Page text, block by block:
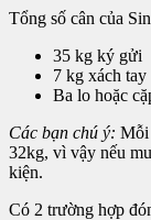
Tổng số cân của
35 kg ký gửi
7 kg xách tay
Ba lo hoặc
Các bạn chú ý: Mỗi
32kg, vì vậy nếu
kiện.
Có 2 trường hợp